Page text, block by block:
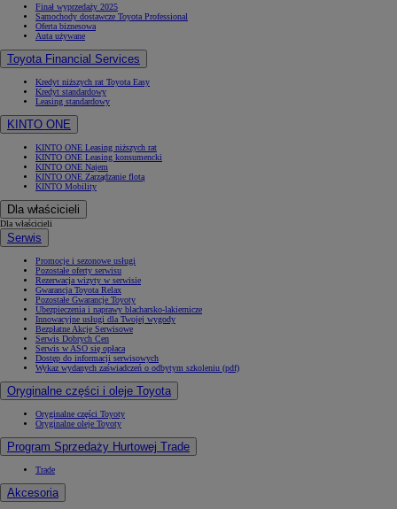
Finał wyprzedaży 2025
Samochody dostawcze Toyota Professional
Oferta biznesowa
Auta używane
Toyota Financial Services
Kredyt niższych rat Toyota Easy
Kredyt standardowy
Leasing standardowy
KINTO ONE
KINTO ONE Leasing niższych rat
KINTO ONE Leasing konsumencki
KINTO ONE Najem
KINTO ONE Zarządzanie flotą
KINTO Mobility
Dla właścicieli
Dla właścicieli
Serwis
Promocje i sezonowe usługi
Pozostałe oferty serwisu
Rezerwacja wizyty w serwisie
Gwarancja Toyota Relax
Pozostałe Gwarancje Toyoty
Ubezpieczenia i naprawy blacharsko-lakiernicze
Innowacyjne usługi dla Twojej wygody
Bezpłatne Akcje Serwisowe
Serwis Dobrych Cen
Serwis w ASO się opłaca
Dostęp do informacji serwisowych
Wykaz wydanych zaświadczeń o odbytym szkoleniu (pdf)
Oryginalne części i oleje Toyota
Oryginalne części Toyoty
Oryginalne oleje Toyoty
Program Sprzedaży Hurtowej Trade
Trade
Akcesoria